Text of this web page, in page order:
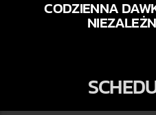
CODZIENNA